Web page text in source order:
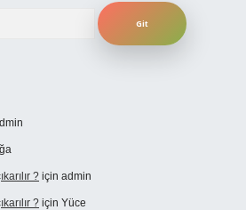
? için admin
? için Yüce